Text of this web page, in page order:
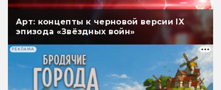
Арт: концепты к черновой версии IX
эпизода «Звёздных войн»
РЕКЛАМА